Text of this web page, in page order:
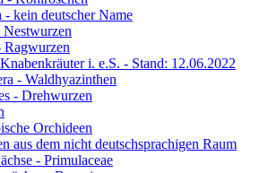
- kein deutscher Name
Ragwurzen
i. e.S. - Stand: 12.06.2022
- Waldhyazinthen
- Drehwurzen
Orchideen
aus dem nicht deutschsprachigen Raum
- Primulaceae